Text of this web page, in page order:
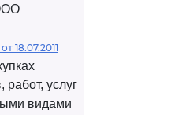
18.07.2011
работ, услуг
видами